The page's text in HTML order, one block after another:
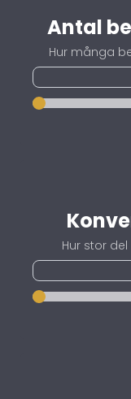
Antal
Hur många
Hur stor